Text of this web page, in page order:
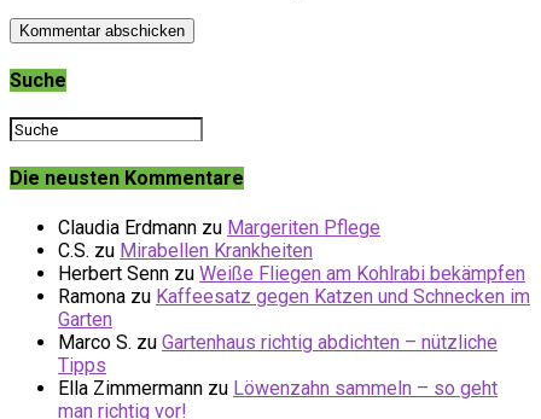
Suche
Die neusten Kommentare
Claudia Erdmann zu Margeriten Pflege
C.S. zu Mirabellen Krankheiten
Herbert Senn zu Weiße Fliegen am Kohlrabi bekämpfen
Ramona zu Kaffeesatz gegen Katzen und Schnecken im
Garten
Marco S. zu Gartenhaus richtig abdichten – nützliche
Tipps
Ella Zimmermann zu Löwenzahn sammeln – so geht
man richtig vor!